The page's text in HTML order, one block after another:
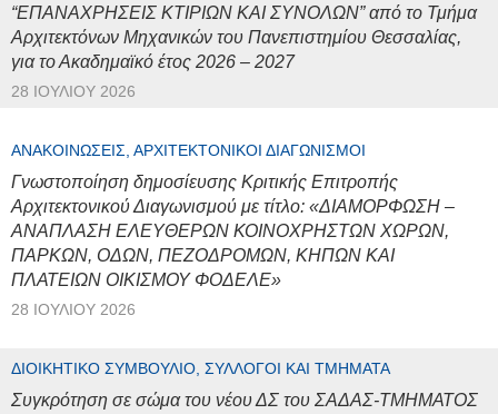
“ΕΠΑΝΑΧΡΗΣΕΙΣ ΚΤΙΡΙΩΝ ΚΑΙ ΣΥΝΟΛΩΝ” από το Τμήμα
Αρχιτεκτόνων Μηχανικών του Πανεπιστημίου Θεσσαλίας,
για το Ακαδημαϊκό έτος 2026 – 2027
28 ΙΟΥΛΊΟΥ 2026
ΑΝΑΚΟΙΝΏΣΕΙΣ, ΑΡΧΙΤΕΚΤΟΝΙΚΟΊ ΔΙΑΓΩΝΙΣΜΟΊ
Γνωστοποίηση δημοσίευσης Κριτικής Επιτροπής
Αρχιτεκτονικού Διαγωνισμού με τίτλο: «ΔΙΑΜΟΡΦΩΣΗ –
ΑΝΑΠΛΑΣΗ ΕΛΕΥΘΕΡΩΝ ΚΟΙΝΟΧΡΗΣΤΩΝ ΧΩΡΩΝ,
ΠΑΡΚΩΝ, ΟΔΩΝ, ΠΕΖΟΔΡΟΜΩΝ, ΚΗΠΩΝ ΚΑΙ
ΠΛΑΤΕΙΩΝ ΟΙΚΙΣΜΟΥ ΦΟΔΕΛΕ»
28 ΙΟΥΛΊΟΥ 2026
ΔΙΟΙΚΗΤΙΚΌ ΣΥΜΒΟΎΛΙΟ, ΣΎΛΛΟΓΟΙ ΚΑΙ ΤΜΉΜΑΤΑ
Συγκρότηση σε σώμα του νέου ΔΣ του ΣΑΔΑΣ-ΤΜΗΜΑΤΟΣ